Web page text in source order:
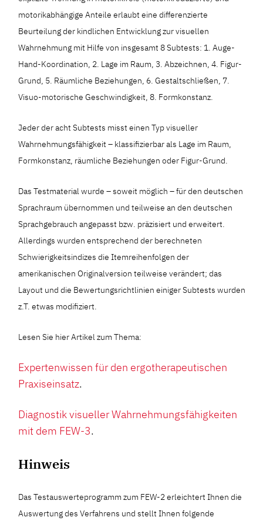
motorikabhängige Anteile erlaubt eine differenzierte
Beurteilung der kindlichen Entwicklung zur visuellen
Wahrnehmung mit Hilfe von insgesamt 8 Subtests: 1. Auge-
Hand-Koordination, 2. Lage im Raum, 3. Abzeichnen, 4. Figur-
Grund, 5. Räumliche Beziehungen, 6. Gestaltschließen, 7.
Visuo-motorische Geschwindigkeit, 8. Formkonstanz.
Jeder der acht Subtests misst einen Typ visueller
Wahrnehmungsfähigkeit – klassifizierbar als Lage im Raum,
Formkonstanz, räumliche Beziehungen oder Figur-Grund.
Das Testmaterial wurde – soweit möglich – für den deutschen
Sprachraum übernommen und teilweise an den deutschen
Sprachgebrauch angepasst bzw. präzisiert und erweitert.
Allerdings wurden entsprechend der berechneten
Schwierigkeitsindizes die Itemreihenfolgen der
amerikanischen Originalversion teilweise verändert; das
Layout und die Bewertungsrichtlinien einiger Subtests wurden
z.T. etwas modifiziert.
Lesen Sie hier Artikel zum Thema:
Expertenwissen für den ergotherapeutischen
Praxiseinsatz.
Diagnostik visueller Wahrnehmungsfähigkeiten
mit dem FEW-3.
Hinweis
Das Testauswerteprogramm zum FEW-2 erleichtert Ihnen die
Auswertung des Verfahrens und stellt Ihnen folgende